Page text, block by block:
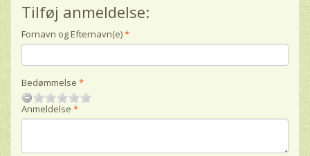
Tilføj anmeldelse:
Fornavn og Efternavn(e)
Bedømmelse
Anmeldelse